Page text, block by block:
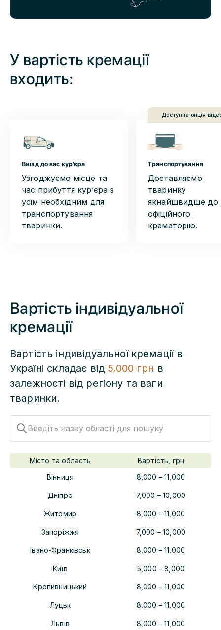
У вартість кремації
входить:
Виїзд до вас кур'єра
Узгоджуємо місце та
час прибуття курʼєра з
усім необхідним для
транспортування
тваринки.
Транспортування
Доставляємо
тваринку
якнайшвидше до
офіційного
крематорію.
Доступна опція
Вартість індивідуальної
кремації
Вартість індивідуальної кремації в
Україні складає від 5,000 грн в
залежності від регіону та ваги
тваринки.
Місто та область
Вартість, грн
Вінниця
8,000 –11,000
Дніпро 7,000 –10,000
Житомир 8,000 –11,000
Запоріжжя 7,000 –10,000
Івано-Франківськ 8,000 –11,000
Київ 5,000 –8,000
Кропивницький 8,000 –11,000
Луцьк 8,000 –11,000
Львів 8,000 –11,000